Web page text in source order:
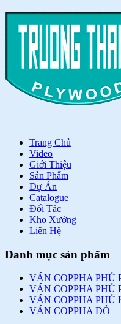
Trang Chủ
Video
Giới Thiệu
Sản Phẩm
Dự Án
Catalogue
Đối Tác
Kho Xưởng
Liên Hệ
Danh mục sản phẩm
VÁN COPPHA PHỦ
VÁN COPPHA PHỦ
VÁN COPPHA PHỦ
VÁN COPPHA ĐỎ